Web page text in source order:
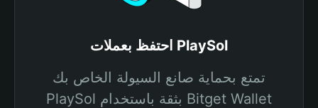
احتفظ بعملات PlaySol
تمتع بحماية صانع السيولة الخاص بك
PlaySol بثقة باستخدام Bitget Wallet